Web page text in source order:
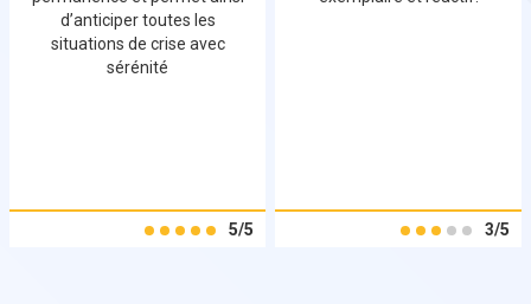
d’anticiper toutes les
situations de crise avec
sérénité
5/5 3/5